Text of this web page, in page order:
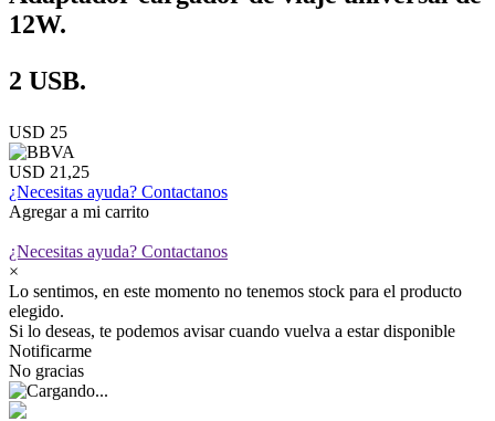
12W.
2 USB.
USD 25
USD 21,25
¿Necesitas ayuda? Contactanos
Agregar a mi carrito
¿Necesitas ayuda? Contactanos
×
Lo sentimos, en este momento no tenemos stock para el producto
elegido.
Si lo deseas, te podemos avisar cuando vuelva a estar disponible
Notificarme
No gracias